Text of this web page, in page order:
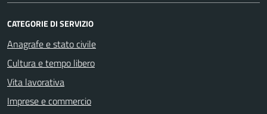
CATEGORIE DI SERVIZIO
Anagrafe e stato civile
Cultura e tempo libero
Vita lavorativa
Imprese e commercio